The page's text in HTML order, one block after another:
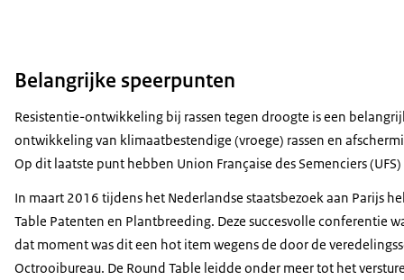
Belangrijke speerpunten
Resistentie-ontwikkeling bij rassen tegen droogte is een
ontwikkeling van klimaatbestendige (vroege) rassen en
Op dit laatste punt hebben Union Française des Semenciers
In maart 2016 tijdens het Nederlandse staatsbezoek aan Parijs
Table Patenten en Plantbreeding. Deze succesvolle conferentie
dat moment was dit een hot item wegens de door de
Octrooibureau. De Round Table leidde onder meer tot het